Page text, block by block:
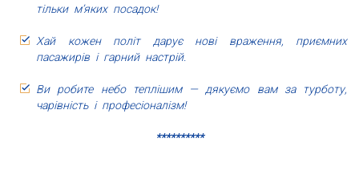
тільки м’яких посадок!
Хай кожен політ дарує нові враження, приємних
пасажирів і гарний настрій.
Ви робите небо теплішим — дякуємо вам за турботу,
чарівність і професіоналізм!
**********